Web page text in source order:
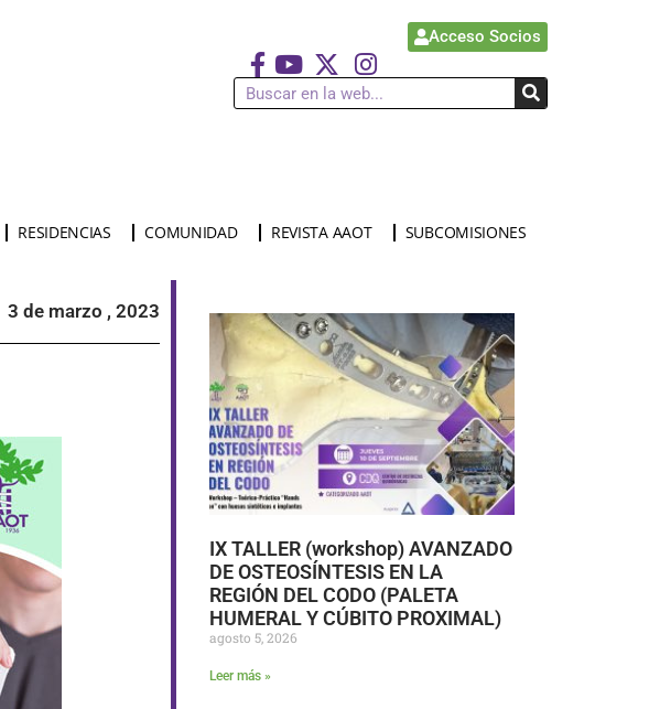
Acceso Socios
RESIDENCIAS COMUNIDAD REVISTA AAOT SUBCOMISIONES
3 de marzo , 2023
IX TALLER (workshop) AVANZADO
DE OSTEOSÍNTESIS EN LA
REGIÓN DEL CODO (PALETA
HUMERAL Y CÚBITO PROXIMAL)
agosto 5, 2026
Leer más »